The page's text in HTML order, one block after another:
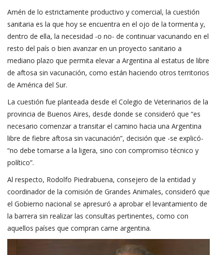
Amén de lo estrictamente productivo y comercial, la cuestión
sanitaria es la que hoy se encuentra en el ojo de la tormenta y,
dentro de ella, la necesidad -o no- de continuar vacunando en el
resto del país o bien avanzar en un proyecto sanitario a
mediano plazo que permita elevar a Argentina al estatus de libre
de aftosa sin vacunación, como están haciendo otros territorios
de América del Sur.
La cuestión fue planteada desde el Colegio de Veterinarios de la
provincia de Buenos Aires, desde donde se consideró que “es
necesario comenzar a transitar el camino hacia una Argentina
libre de fiebre aftosa sin vacunación”, decisión que -se explicó-
“no debe tomarse a la ligera, sino con compromiso técnico y
político”.
Al respecto, Rodolfo Piedrabuena, consejero de la entidad y
coordinador de la comisión de Grandes Animales, consideró que
el Gobierno nacional se apresuró a aprobar el levantamiento de
la barrera sin realizar las consultas pertinentes, como con
aquellos países que compran carne argentina.